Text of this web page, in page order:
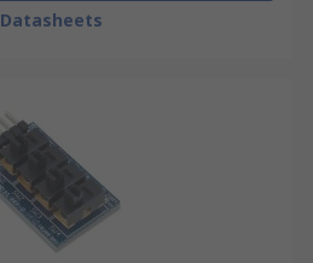
Datasheets